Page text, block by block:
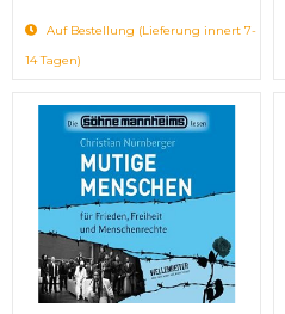
Auf Bestellung (Lieferung innert 7-
14 Tagen)